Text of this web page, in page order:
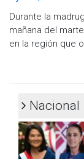
Durante la
mañana del
en la región que
con vientos del
Ante dicho
adultos
clima. En caso
así como de
Nacional